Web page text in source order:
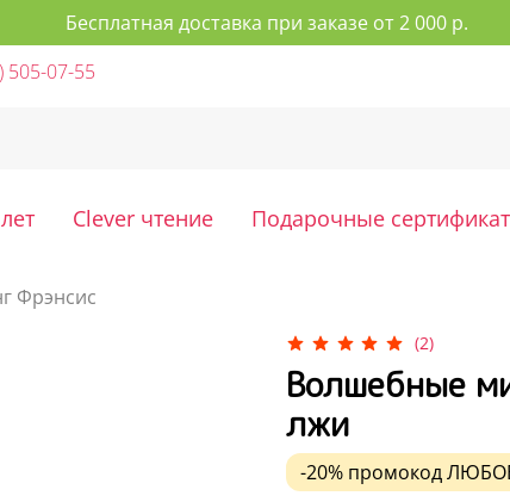
Бесплатная доставка при заказе от 2 000 р.
505-07-55
Clever чтение Подарочные
Фрэнсис
(2)
Волшебные
лжи
-20% промокод